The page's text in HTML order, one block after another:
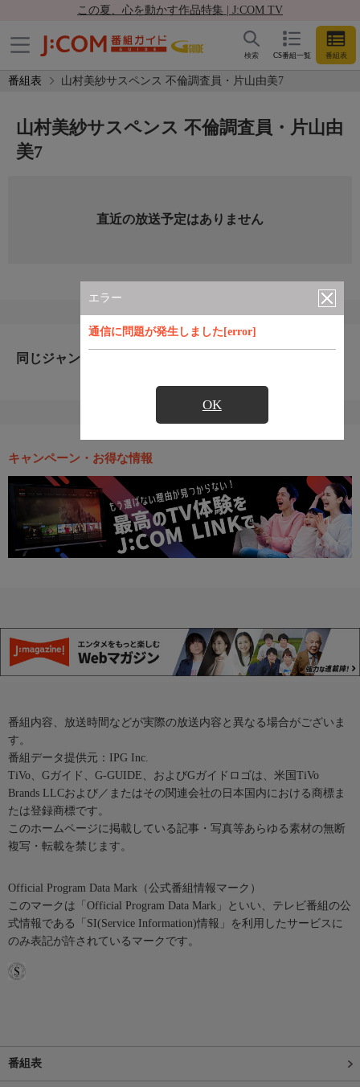
この夏、心を動かす作品特集 | J:COM TV
CS番組一覧 番組表
検索
番組表 山村美紗サスペンス 不倫調査員・片山由美7
エラー
通信に問題が発生しました[error]
OK
山村美紗サスペンス 不倫調査員・片山由
美7
直近の放送予定はありません
同じジャンルのおすすめ番組
キャンペーン・お得な情報
番組内容、放送時間などが実際の放送内容と異なる場合がございま
す。
番組データ提供元：IPG Inc.
TiVo、Gガイド、G-GUIDE、およびGガイドロゴは、米国TiVo
Brands LLCおよび／またはその関連会社の日本国内における商標ま
たは登録商標です。
このホームページに掲載している記事・写真等あらゆる素材の無断
複写・転載を禁じます。
Official Program Data Mark（公式番組情報マーク）
このマークは「Official Program Data Mark」といい、テレビ番組の公
式情報である「SI(Service Information)情報」を利用したサービスに
のみ表記が許されているマークです。
番組表